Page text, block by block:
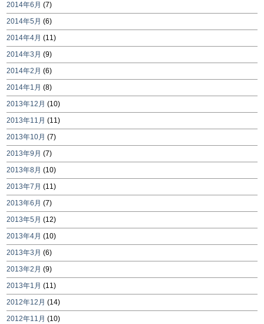
2014年6月 (7)
2014年5月 (6)
2014年4月 (11)
2014年3月 (9)
2014年2月 (6)
2014年1月 (8)
2013年12月 (10)
2013年11月 (11)
2013年10月 (7)
2013年9月 (7)
2013年8月 (10)
2013年7月 (11)
2013年6月 (7)
2013年5月 (12)
2013年4月 (10)
2013年3月 (6)
2013年2月 (9)
2013年1月 (11)
2012年12月 (14)
2012年11月 (10)